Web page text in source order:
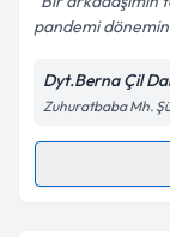
Kişisel
Metni
pandemi
Dyt.Berna Çil
Zuhuratbaba Mh.